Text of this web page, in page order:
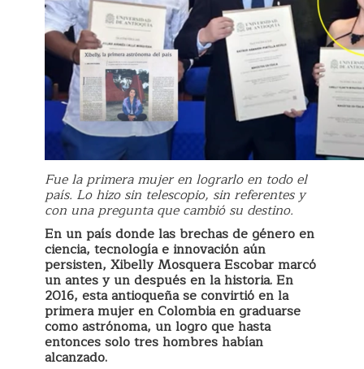
Fue la primera mujer en lograrlo en todo el
país. Lo hizo sin telescopio, sin referentes y
con una pregunta que cambió su destino.
En un país donde las brechas de género en
ciencia, tecnología e innovación aún
persisten, Xibelly Mosquera Escobar marcó
un antes y un después en la historia. En
2016, esta antioqueña se convirtió en la
primera mujer en Colombia en graduarse
como astrónoma, un logro que hasta
entonces solo tres hombres habían
alcanzado.